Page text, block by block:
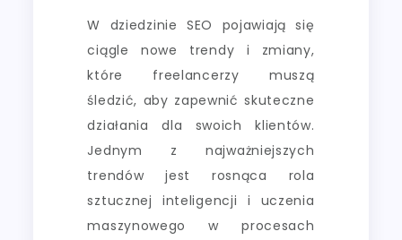
W dziedzinie SEO pojawiają się
ciągle nowe trendy i zmiany,
które freelancerzy muszą
śledzić, aby zapewnić skuteczne
działania dla swoich klientów.
Jednym z najważniejszych
trendów jest rosnąca rola
sztucznej inteligencji i uczenia
maszynowego w procesach